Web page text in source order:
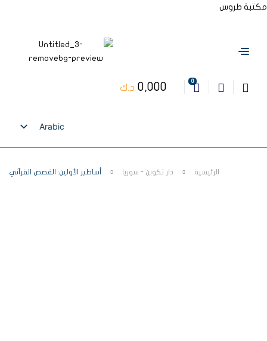
مكتبة طروس
0
0,000 د.ك
Arabic
English
الرئيسية دار تكوين - سوريا أساطير الأولين: القصص القرآني